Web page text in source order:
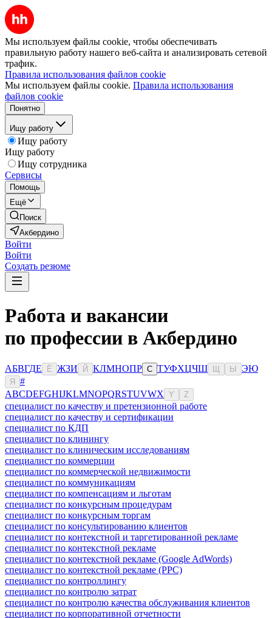
Мы используем файлы cookie, чтобы обеспечивать
правильную работу нашего веб-сайта и анализировать сетевой
трафик.
Правила использования файлов cookie
Мы используем файлы cookie. Правила использования
файлов cookie
Понятно
Ищу работу
Ищу работу
Ищу работу
Ищу сотрудника
Сервисы
Помощь
Ещё
Поиск
Акбердино
Войти
Войти
Создать резюме
Работа и вакансии
по профессии в Акбердино
АБВГДЕ Ё ЖЗИ Й КЛМНОПР С ТУФХЦЧШ Ы ЭЮ
Я
#
ABCDEFGHIJKLMNOPQRSTUVWX Y Z
специалист по качеству и претензионной работе
специалист по качеству и сертификации
специалист по КДП
специалист по клинингу
специалист по клиническим исследованиям
специалист по коммерции
специалист по коммерческой недвижимости
специалист по коммуникациям
специалист по компенсациям и льготам
специалист по конкурсным процедурам
специалист по конкурсным торгам
специалист по консультированию клиентов
специалист по контекстной и таргетированной рекламе
специалист по контекстной рекламе
специалист по контекстной рекламе (Google AdWords)
специалист по контекстной рекламе (PPC)
специалист по контроллингу
специалист по контролю затрат
специалист по контролю качества обслуживания клиентов
специалист по корпоративной отчетности